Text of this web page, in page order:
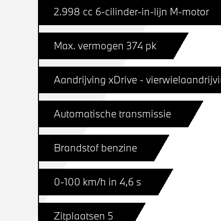
2.998 cc 6-cilinder-in-lijn M-motor
Max. vermogen 374 pk
Aandrijving xDrive -
Automatische transmissie
Brandstof benzine
0-100 km/h in 4,6 s
Zitplaatsen 5